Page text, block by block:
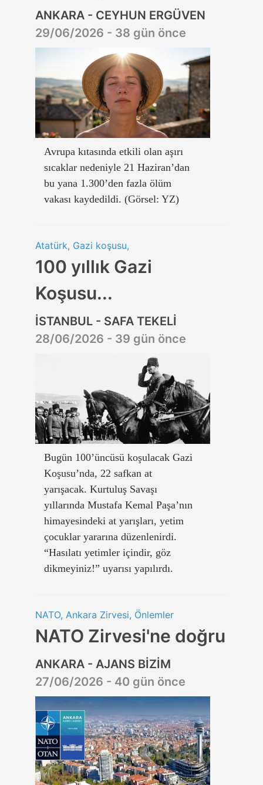
ANKARA - CEYHUN ERGÜVEN
29/06/2026 - 38 gün önce
Avrupa kıtasında etkili olan aşırı
sıcaklar nedeniyle 21 Haziran’dan
bu yana 1.300’den fazla ölüm
vakası kaydedildi. (Görsel: YZ)
Atatürk, Gazi koşusu,
100 yıllık Gazi
Koşusu...
İSTANBUL - SAFA TEKELİ
28/06/2026 - 39 gün önce
Bugün 100’üncüsü koşulacak Gazi
Koşusu’nda, 22 safkan at
yarışacak. Kurtuluş Savaşı
yıllarında Mustafa Kemal Paşa’nın
himayesindeki at yarışları, yetim
çocuklar yararına düzenlenirdi.
“Hasılatı yetimler içindir, göz
dikmeyiniz!” uyarısı yapılırdı.
NATO, Ankara Zirvesi, Önlemler
NATO Zirvesi'ne doğru
ANKARA - AJANS BİZİM
27/06/2026 - 40 gün önce